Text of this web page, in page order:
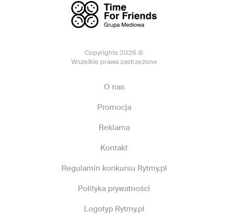
Copyrights 2026 ©
Wszelkie prawa zastrzeżone
O nas
Promocja
Reklama
Kontakt
Regulamin konkursu Rytmy.pl
Polityka prywatności
Logotyp Rytmy.pl